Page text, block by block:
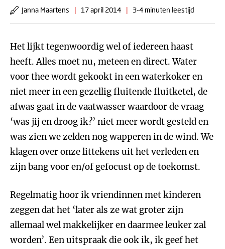
Janna Maartens | 17 april 2014 | 3-4 minuten leestijd
Het lijkt tegenwoordig wel of iedereen haast
heeft. Alles moet nu, meteen en direct. Water
voor thee wordt gekookt in een waterkoker en
niet meer in een gezellig fluitende fluitketel, de
afwas gaat in de vaatwasser waardoor de vraag
‘was jij en droog ik?’ niet meer wordt gesteld en
was zien we zelden nog wapperen in de wind. We
klagen over onze littekens uit het verleden en
zijn bang voor en/of gefocust op de toekomst.
Regelmatig hoor ik vriendinnen met kinderen
zeggen dat het ‘later als ze wat groter zijn
allemaal wel makkelijker en daarmee leuker zal
worden’. Een uitspraak die ook ik, ik geef het